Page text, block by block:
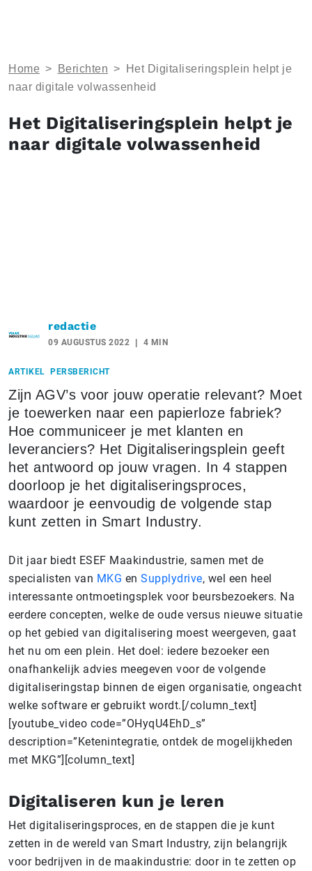
Home > Berichten >
Het Digitaliseringsplein helpt je
naar digitale volwassenheid
Het Digitaliseringsplein helpt je
naar digitale volwassenheid
redactie
09 AUGUSTUS 2022 4 MIN
ARTIKEL PERSBERICHT
Zijn AGV’s voor jouw operatie relevant? Moet
je toewerken naar een papierloze fabriek?
Hoe communiceer je met klanten en
leveranciers? Het Digitaliseringsplein geeft
het antwoord op jouw vragen. In 4 stappen
doorloop je het digitaliseringsproces,
waardoor je eenvoudig de volgende stap
kunt zetten in Smart Industry.
Dit jaar biedt ESEF Maakindustrie, samen met de
specialisten van MKG en Supplydrive, wel een heel
interessante ontmoetingsplek voor beursbezoekers. Na
eerdere concepten, welke de oude versus nieuwe situatie
op het gebied van digitalisering moest weergeven, gaat
het nu om een plein. Het doel: iedere bezoeker een
onafhankelijk advies meegeven voor de volgende
digitaliseringstap binnen de eigen organisatie, ongeacht
welke software er gebruikt wordt.[/column_text]
[youtube_video code=”OHyqU4EhD_s”
description=”Ketenintegratie, ontdek de mogelijkheden
met MKG”][column_text]
Di­gi­ta­li­se­ren kun je leren
Het digitaliseringsproces, en de stappen die je kunt
zetten in de wereld van Smart Industry, zijn belangrijk
voor bedrijven in de maakindustrie: door in te zetten op